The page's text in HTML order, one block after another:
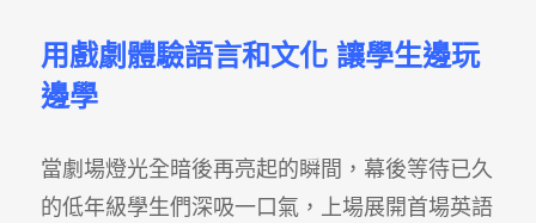
用戲劇體驗語言和文化 讓學生邊玩
邊學
當劇場燈光全暗後再亮起的瞬間，幕後等待已久
的低年級學生們深吸一口氣，上場展開首場英語